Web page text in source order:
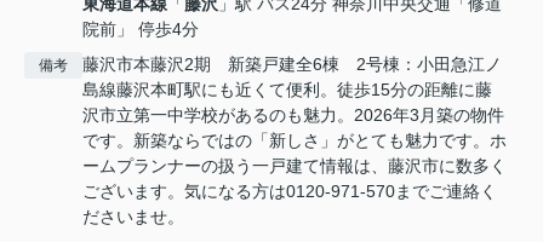
東海道本線 「藤沢 」駅 バス24分 神奈川中央交通「修道
院前」 停歩4分
備考
藤沢市本藤沢2期 新築戸建全6棟 2号棟：小田急江ノ
島線藤沢本町駅にも近くて便利。徒歩15分の距離に藤
沢市立第一中学校があるのも魅力。2026年3月築の物件
です。新築ならではの「新しさ」がとても魅力です。ホ
ームプランナーの扱う一戸建て情報は、藤沢市に数多く
ございます。気になる方は0120-971-570までご連絡く
ださいませ。